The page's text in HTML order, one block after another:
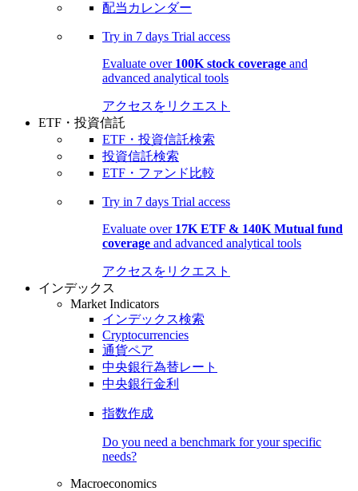
配当カレンダー
Try in 7 days Trial access
Evaluate over 100K stock coverage and
advanced analytical tools
アクセスをリクエスト
ETF・投資信託
ETF・投資信託検索
投資信託検索
ETF・ファンド比較
Try in 7 days Trial access
Evaluate over 17K ETF & 140K Mutual fund
coverage and advanced analytical tools
アクセスをリクエスト
インデックス
Market Indicators
インデックス検索
Cryptocurrencies
通貨ペア
中央銀行為替レート
中央銀行金利
指数作成
Do you need a benchmark for your specific
needs?
Macroeconomics